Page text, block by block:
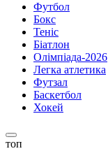
Футбол
Бокс
Теніс
Біатлон
Олімпіада-2026
Легка атлетика
Футзал
Баскетбол
Хокей
топ